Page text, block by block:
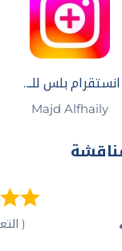
انستقرام بلس للايفون
Majd Alfhaily
(